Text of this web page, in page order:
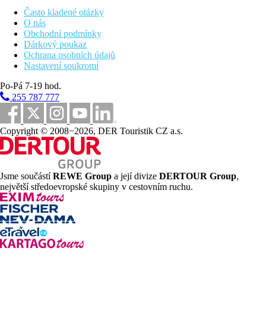
Turistické centrum
Pláž
Plážová dovolená
Bazény
Lehátka u bazénu
Slunečníky u bazénu
Fotogalerie
Často kladené otázky
O nás
Obchodní podmínky
Dárkový poukaz
Ochrana osobních údajů
Nastavení soukromí
Po-Pá 7-19 hod.
255 787 777
Copyright © 2008−2026, DER Touristik CZ a.s.
Jsme součástíREWE Group a její divize DERTOUR Group,
největší středoevropské skupiny v cestovním ruchu.